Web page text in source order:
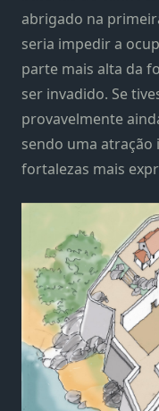
abrigado na
seria impedir a
parte mais alta da
ser invadido. Se
provavelmente
sendo uma atração
fortalezas mais